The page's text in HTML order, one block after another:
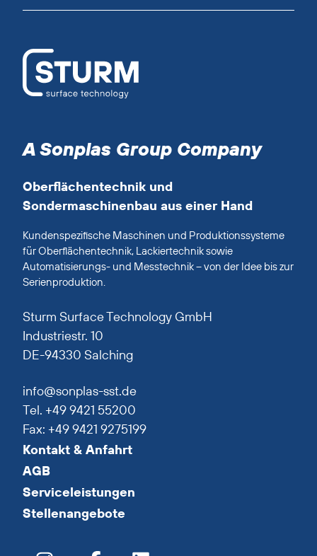
A Sonplas Group Company
Oberflächentechnik und
Sondermaschinenbau aus einer Hand
Kundenspezifische Maschinen und Produktionssysteme
für Oberflächentechnik, Lackiertechnik sowie
Automatisierungs- und Messtechnik – von der Idee bis zur
Serienproduktion.
Sturm Surface Technology GmbH
Industriestr. 10
DE-94330 Salching
info@sonplas-sst.de
Tel. +49 9421 55200
Fax: +49 9421 9275199
Kontakt & Anfahrt
AGB
Serviceleistungen
Stellenangebote